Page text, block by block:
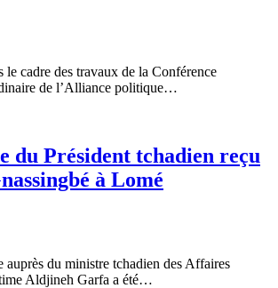
le cadre des travaux de la Conférence
de l’Alliance politique…
du Président tchadien reçu
à Lomé
auprès du ministre tchadien des Affaires
Aldjineh Garfa a été…